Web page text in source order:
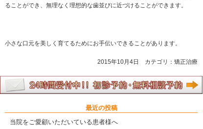
ることができ、無理なく理想的な歯並びに近づけることができます。
小さな口元を美しく育てるためにお手伝いできることがあります。
2015年10月4日 カテゴリ： 矯正治療
最近の投稿
当院をご愛顧いただいている患者様へ